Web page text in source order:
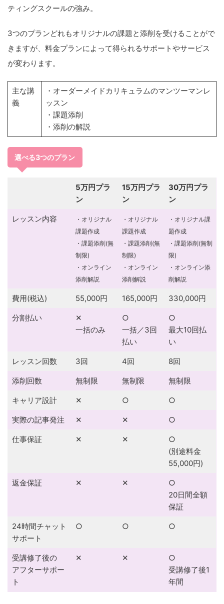
ティングスクールの強み。
3つのプランどれもオリジナルの課題と添削を受けることがで
きますが、料金プランによって得られるサポートやサービス
が変わります。
主な講
義
・オーダーメイドカリキュラムのマンツーマンレ
ッスン
・課題添削
・添削の解説
選べる3つのプラン
5万円プラ
ン
15万円プラ
ン
30万円プラ
ン
レッスン内容
・オリジナル
課題作成
・課題添削(無
制限)
・オンライン
添削解説
・オリジナル
課題作成
・課題添削(無
制限)
・オンライン
添削解説
・オリジナル課
題作成
・課題添削(無制
限)
・オンライン添
削解説
費用(税込) 55,000円 165,000円 330,000円
分割払い
✕
一括のみ
○
一括／3回
払い
○
最大10回払
い
レッスン回数 3回 4回 8回
添削回数 無制限 無制限 無制限
キャリア設計 ✕ ○ ○
実際の記事発注 ✕ ✕ ○
仕事保証 ✕ ✕
○
(別途料金
55,000円)
返金保証 ✕ ✕
○
20日間全額
保証
24時間チャット
サポート
○ ○ ○
受講修了後の
アフターサポー
ト
✕ ✕
○
受講修了後1
年間